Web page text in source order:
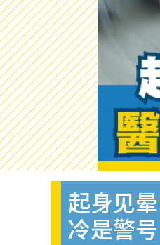
起身见
冷是警号